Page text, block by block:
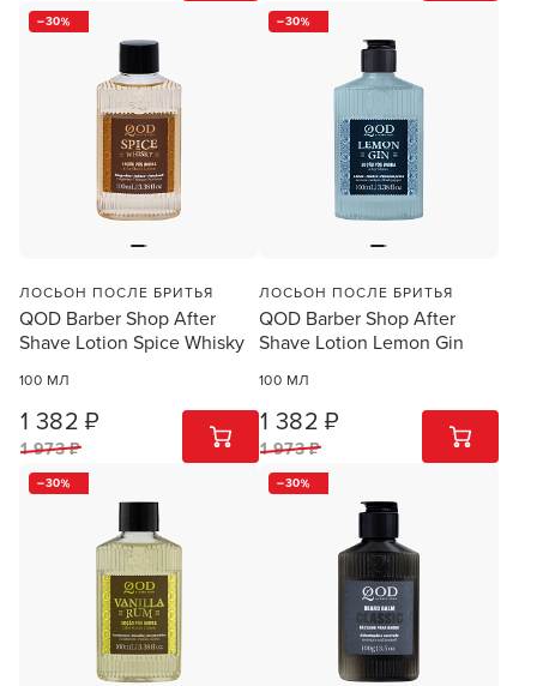
30
ЛОСЬОН ПОСЛЕ БРИТЬЯ
QOD Barber Shop After
Shave Lotion Spice Whisky
100 МЛ
1 382 ₽
1 973 ₽
1 ШТ
30
ЛОСЬОН ПОСЛЕ БРИТЬЯ
QOD Barber Shop After
Shave Lotion Lemon Gin
100 МЛ
1 382 ₽
1 973 ₽
1 ШТ
30 30
Заяц–робот
В новом приложении RedHare Market для Android
смотреть товары и оформлять заказы — удобнее и
намного быстрее!
УСТАНОВИТЬ ИЗ GOOGLE PLAY
ПРОДОЛЖУ ЗДЕСЬ